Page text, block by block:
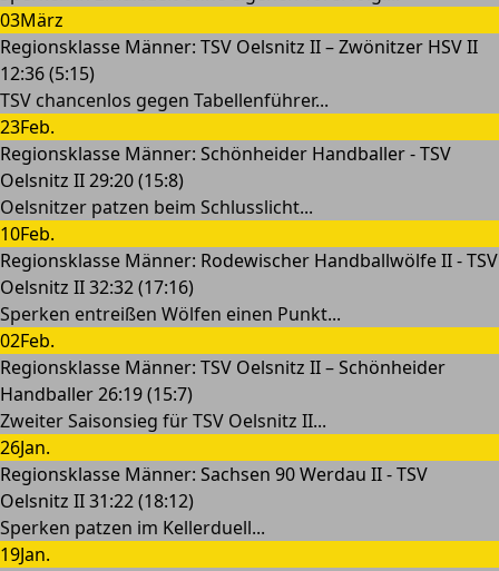
03März
Regionsklasse Männer: TSV Oelsnitz II – Zwönitzer HSV II
12:36 (5:15)
TSV chancenlos gegen Tabellenführer...
23Feb.
Regionsklasse Männer: Schönheider Handballer - TSV
Oelsnitz II 29:20 (15:8)
Oelsnitzer patzen beim Schlusslicht...
10Feb.
Regionsklasse Männer: Rodewischer Handballwölfe II - TSV
Oelsnitz II 32:32 (17:16)
Sperken entreißen Wölfen einen Punkt...
02Feb.
Regionsklasse Männer: TSV Oelsnitz II – Schönheider
Handballer 26:19 (15:7)
Zweiter Saisonsieg für TSV Oelsnitz II...
26Jan.
Regionsklasse Männer: Sachsen 90 Werdau II - TSV
Oelsnitz II 31:22 (18:12)
Sperken patzen im Kellerduell...
19Jan.